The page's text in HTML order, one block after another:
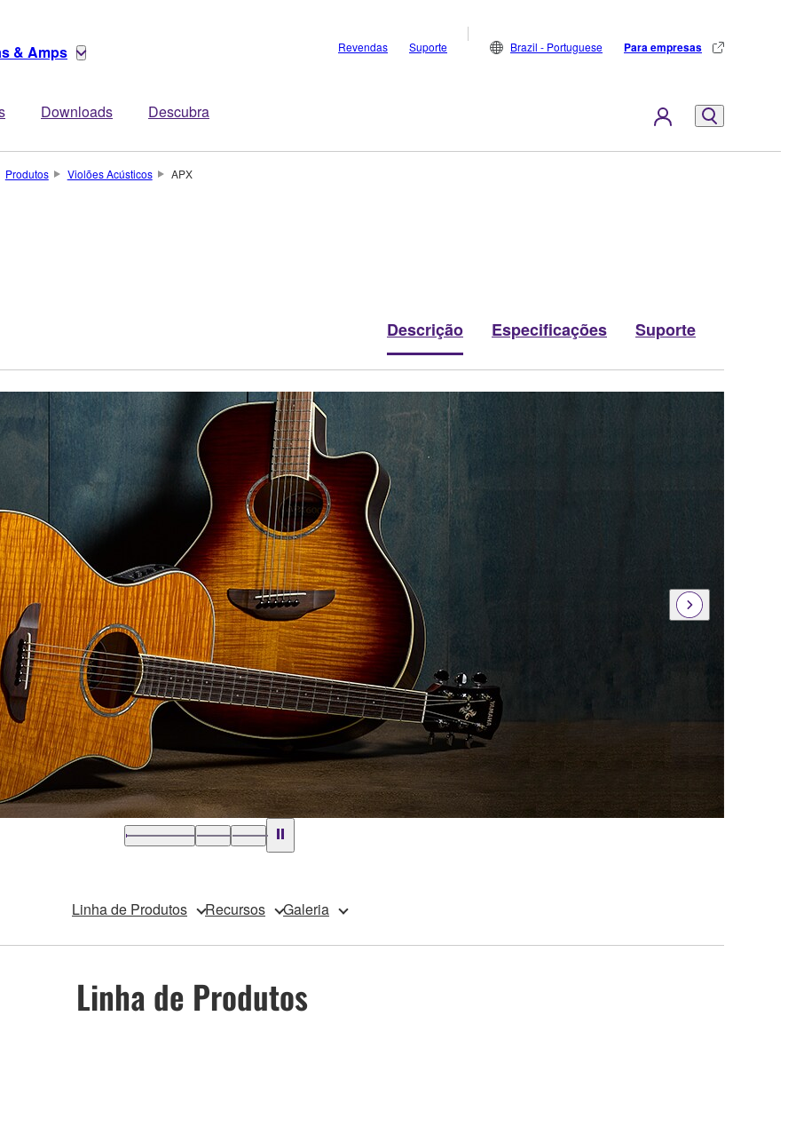
& Amps
Downloads Descubra
Revendas Suporte Brazil - Portuguese Para empresas
Produtos Violões Acústicos APX
Descrição Especificações Suporte
Linha de Produtos Recursos Galeria
Linha de Produtos